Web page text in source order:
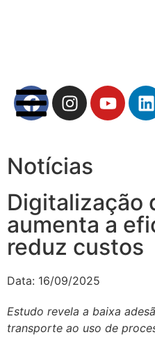
Notícias
Digitalização
aumenta a
reduz custos
Data: 16/09/2025
Estudo revela a baixa
transporte ao uso de